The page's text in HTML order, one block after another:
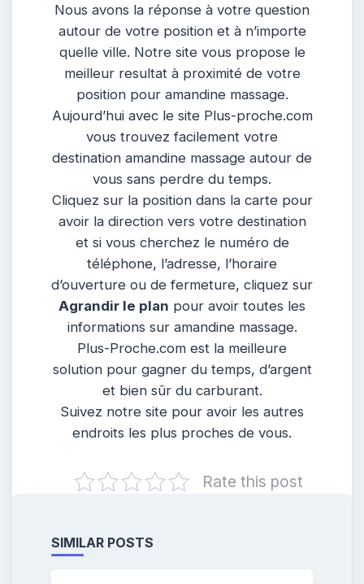
Nous avons la réponse à votre question
autour de votre position et à n’importe
quelle ville. Notre site vous propose le
meilleur resultat à proximité de votre
position pour amandine massage.
Aujourd’hui avec le site Plus-proche.com
vous trouvez facilement votre
destination amandine massage autour de
vous sans perdre du temps.
Cliquez sur la position dans la carte pour
avoir la direction vers votre destination
et si vous cherchez le numéro de
téléphone, l’adresse, l’horaire
d’ouverture ou de fermeture, cliquez sur
Agrandir le plan pour avoir toutes les
informations sur amandine massage.
Plus-Proche.com est la meilleure
solution pour gagner du temps, d’argent
et bien sûr du carburant.
Suivez notre site pour avoir les autres
endroits les plus proches de vous.
Rate this post
SIMILAR POSTS